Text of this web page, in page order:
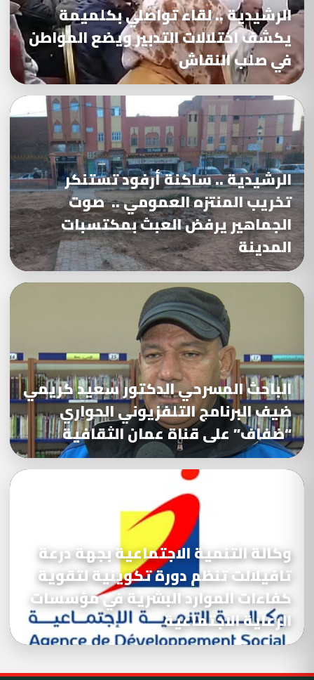
الرشيدية .. لقاء تواصلي بكلميمة
يكشف اختلالات التدبير ويضع المواطن
في صلب النقاش
الرشيدية .. ساكنة أرفود تستنكر
تخريب المنتزه العمومي .. صوت
الجماهير يرفض العبث بمكتسبات
المدينة
الباحث المسرحي الدكتور سعيد كريمي
ضيف البرنامج التلفزيوني الحواري
“ضفاف” على قناة عمان الثقافية
وكالة التنمية الاجتماعية بجهة درعة
تافيلالت تنظم دورة تكوينية لتقوية
كفاءات الموارد البشرية في مؤسسات
الرعاية الاجتماعية